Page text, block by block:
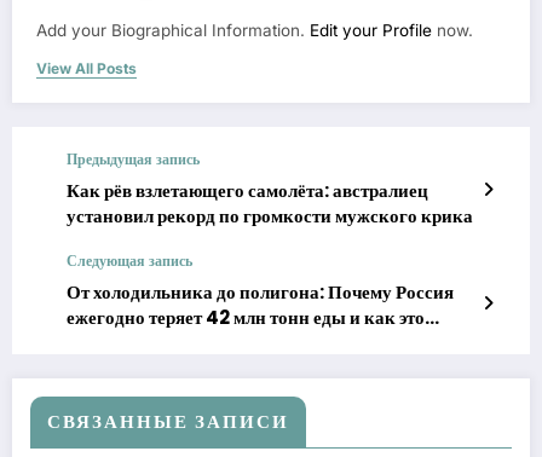
Add your Biographical Information. Edit your Profile now.
View All Posts
Предыдущая запись
Как рёв взлетающего самолёта: австралиец
установил рекорд по громкости мужского крика
Следующая запись
От холодильника до полигона: Почему Россия
ежегодно теряет 42 млн тонн еды и как это
СВЯЗАННЫЕ ЗАПИСИ